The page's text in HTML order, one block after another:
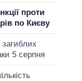
проти
по Києву
загиблих
5 серпня